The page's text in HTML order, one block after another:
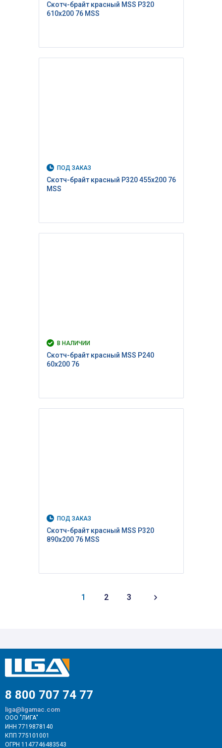
Скотч-брайт красный MSS P320
610х200 76 MSS
ПОД ЗАКАЗ
Скотч-брайт красный P320 455х200 76
MSS
В НАЛИЧИИ
Скотч-брайт красный MSS P240
60х200 76
ПОД ЗАКАЗ
Скотч-брайт красный MSS P320
890х200 76 MSS
1 2 3
8 800 707 74 77
liga@ligamac.com
ООО "ЛИГА"
ИНН 7719878140
КПП 775101001
ОГРН 1147746483543